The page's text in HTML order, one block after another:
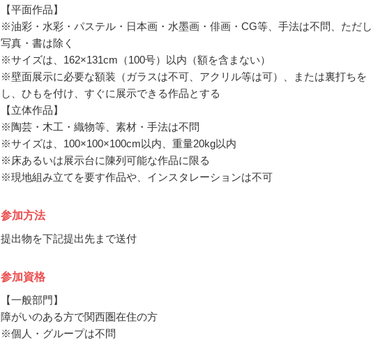
【平面作品】
※油彩・水彩・パステル・日本画・水墨画・俳画・CG等、手法は不問、ただし
写真・書は除く
※サイズは、162×131cm（100号）以内（額を含まない）
※壁面展示に必要な額装（ガラスは不可、アクリル等は可）、または裏打ちを
し、ひもを付け、すぐに展示できる作品とする
【立体作品】
※陶芸・木工・織物等、素材・手法は不問
※サイズは、100×100×100cm以内、重量20kg以内
※床あるいは展示台に陳列可能な作品に限る
※現地組み立てを要す作品や、インスタレーションは不可
参加方法
提出物を下記提出先まで送付
参加資格
【一般部門】
障がいのある方で関西圏在住の方
※個人・グループは不問